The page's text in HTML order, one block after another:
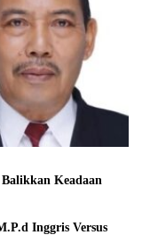
Keadaan
Inggris Versus